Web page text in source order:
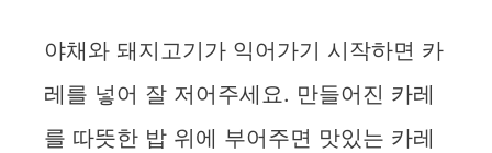
야채와 돼지고기가 익어가기 시작하면 카
레를 넣어 잘 저어주세요. 만들어진 카레
를 따뜻한 밥 위에 부어주면 맛있는 카레